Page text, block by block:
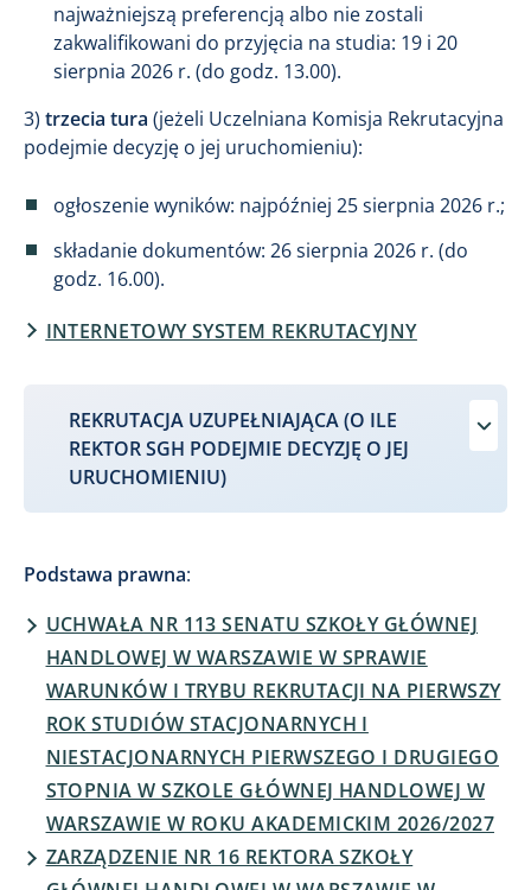
najważniejszą preferencją albo nie zostali
zakwalifikowani do przyjęcia na studia: 19 i 20
sierpnia 2026 r. (do godz. 13.00).
3) trzecia tura (jeżeli Uczelniana Komisja Rekrutacyjna
podejmie decyzję o jej uruchomieniu):
ogłoszenie wyników: najpóźniej 25 sierpnia 2026 r.;
składanie dokumentów: 26 sierpnia 2026 r. (do
godz. 16.00).
INTERNETOWY SYSTEM REKRUTACYJNY
REKRUTACJA UZUPEŁNIAJĄCA (O ILE
REKTOR SGH PODEJMIE DECYZJĘ O JEJ
URUCHOMIENIU)
Podstawa prawna:
UCHWAŁA NR 113 SENATU SZKOŁY GŁÓWNEJ
HANDLOWEJ W WARSZAWIE W SPRAWIE
WARUNKÓW I TRYBU REKRUTACJI NA PIERWSZY
ROK STUDIÓW STACJONARNYCH I
NIESTACJONARNYCH PIERWSZEGO I DRUGIEGO
STOPNIA W SZKOLE GŁÓWNEJ HANDLOWEJ W
WARSZAWIE W ROKU AKADEMICKIM 2026/2027
ZARZĄDZENIE NR 16 REKTORA SZKOŁY